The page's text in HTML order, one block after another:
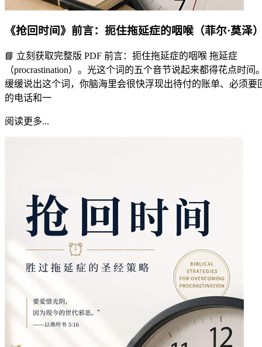
《抢回时间》前言：扼住拖延症的咽喉（菲尔·莫泽
📘 立刻获取完整版 PDF 前言：扼住拖延症的咽喉 拖延症
（procrastination）。光这个词的五个音节说起来都得花点时间
缓缓说出这个词，你脑海里会很快浮现出待付的账单、必须要
的电话和一
阅读更多...